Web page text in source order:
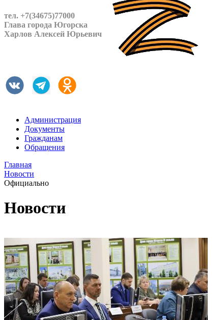
тел. +7(34675)77000
Глава города Югорска
Харлов Алексей Юрьевич
Администрация
Документы
Гражданам
Обращения
Главная
Новости
Официально
Новости